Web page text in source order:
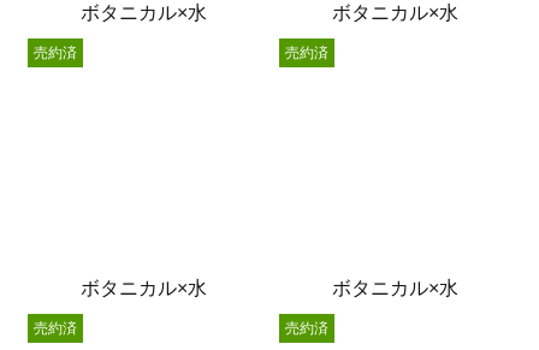
ボタニカル×水 ボタニカル×水
ボタニカル×水
売約済
ボタニカル×水
売約済
売約済 売約済